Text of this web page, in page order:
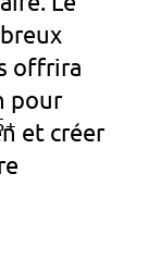
offrira
pour
et créer